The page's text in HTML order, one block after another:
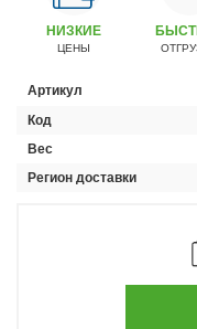
Запчасти
+7 (4162) 22-95-79
Сервисный центр
График работы: ПН-ПТ с
НИЗКИЕ
ЦЕНЫ
Артикул
Код
Вес
Регион доставки